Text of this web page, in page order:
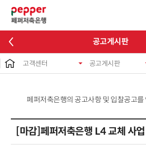
공고게시판
고객센터 공고게시판
페퍼저축은행의 공고사항 및 입찰공고를
[마감]페퍼저축은행 L4 교체 사